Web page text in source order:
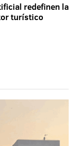
redefinen la
turístico